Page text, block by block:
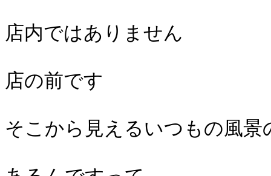
店内ではありません
店の前です
そこから見えるいつもの風景